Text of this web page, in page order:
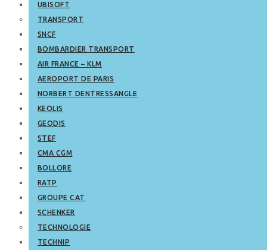
UBISOFT
TRANSPORT
SNCF
BOMBARDIER TRANSPORT
AIR FRANCE – KLM
AEROPORT DE PARIS
NORBERT DENTRESSANGLE
KEOLIS
GEODIS
STEF
CMA CGM
BOLLORE
RATP
GROUPE CAT
SCHENKER
TECHNOLOGIE
TECHNIP